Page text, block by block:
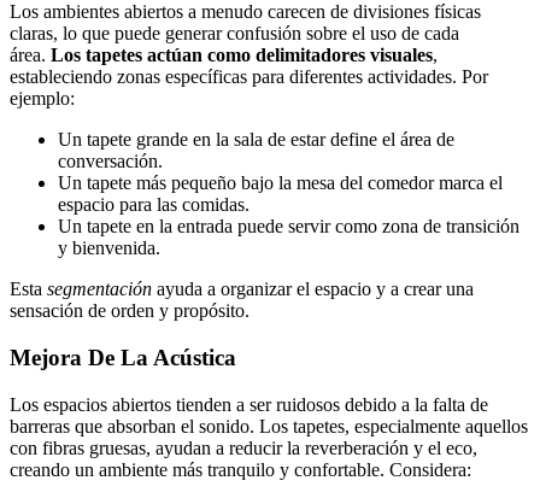
Los ambientes abiertos a menudo carecen de divisiones físicas
claras, lo que puede generar confusión sobre el uso de cada
área. Los tapetes actúan como delimitadores visuales,
estableciendo zonas específicas para diferentes actividades. Por
ejemplo:
Un tapete grande en la sala de estar define el área de
conversación.
Un tapete más pequeño bajo la mesa del comedor marca el
espacio para las comidas.
Un tapete en la entrada puede servir como zona de transición
y bienvenida.
Esta segmentación ayuda a organizar el espacio y a crear una
sensación de orden y propósito.
Mejora De La Acústica
Los espacios abiertos tienden a ser ruidosos debido a la falta de
barreras que absorban el sonido. Los tapetes, especialmente aquellos
con fibras gruesas, ayudan a reducir la reverberación y el eco,
creando un ambiente más tranquilo y confortable. Considera: